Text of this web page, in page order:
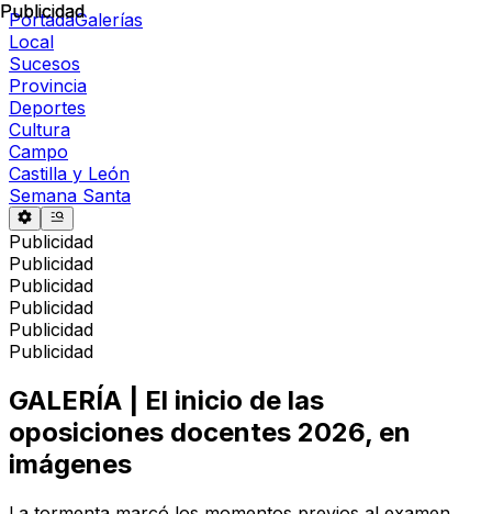
PortadaGalerías
Local
Sucesos
Provincia
Deportes
Cultura
Campo
Castilla y León
Semana Santa
Publicidad
Publicidad
Publicidad
Publicidad
Publicidad
Publicidad
Publicidad
GALERÍA | El inicio de las
oposiciones docentes 2026, en
imágenes
Publicidad